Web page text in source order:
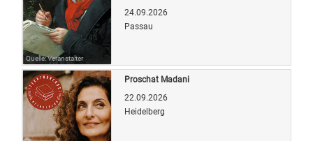
Quelle: Veranstalter
24.09.2026
Passau
Proschat Madani
22.09.2026
Heidelberg